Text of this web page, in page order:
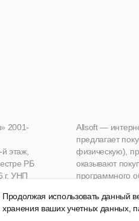
Allsoft —
предлагает
физическую),
оказывают
программного
2001-
этаж,
РБ
г. УНП
Продолжая использовать данный
хранения ваших учетных данных,